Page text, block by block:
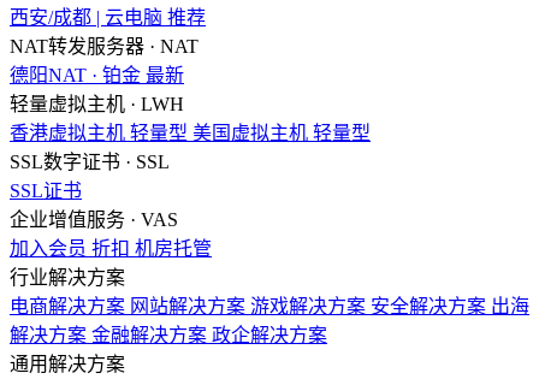
西安/成都 | 云电脑 推荐
NAT转发服务器 · NAT
德阳NAT · 铂金 最新
轻量虚拟主机 · LWH
香港虚拟主机 轻量型 美国虚拟主机 轻量型
SSL数字证书 · SSL
SSL证书
企业增值服务 · VAS
加入会员 折扣 机房托管
行业解决方案
电商解决方案 网站解决方案 游戏解决方案 安全解决方案 出海
解决方案 金融解决方案 政企解决方案
通用解决方案